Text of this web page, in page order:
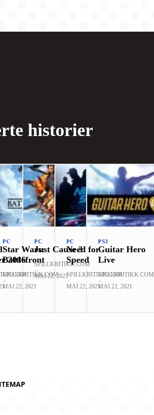
historier
2016
PC
Star Wars:
Battlefront
SPILLKRITIKK.COM
-
MAI 22, 2021
PC
Just Cause 3
SPILLKRITIKK.COM
-
MAI 22, 2021
PC
Need for
Speed
SPILLKRITIKK.COM
-
MAI 22, 2021
PS3
Guitar Hero
Live
SPILLKRITIKK.COM
-
MAI 22, 2021